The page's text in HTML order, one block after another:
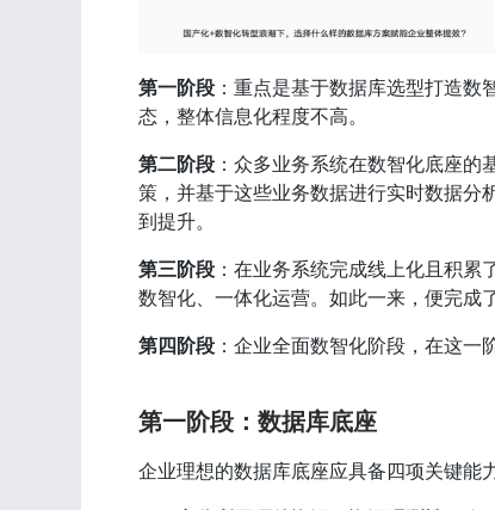
第一阶段 ：重点是基于数据库选型打造
态，整体信息化程度不高。
第二阶段 ：众多业务系统在数智化底座
策，并基于这些业务数据进行实时数据分
到提升。
第三阶段 ：在业务系统完成线上化且积累
数智化、一体化运营。如此一来，便完成
第四阶段 ：企业全面数智化阶段，在这一
第一阶段：数据库底座
企业理想的数据库底座应具备四项关键能